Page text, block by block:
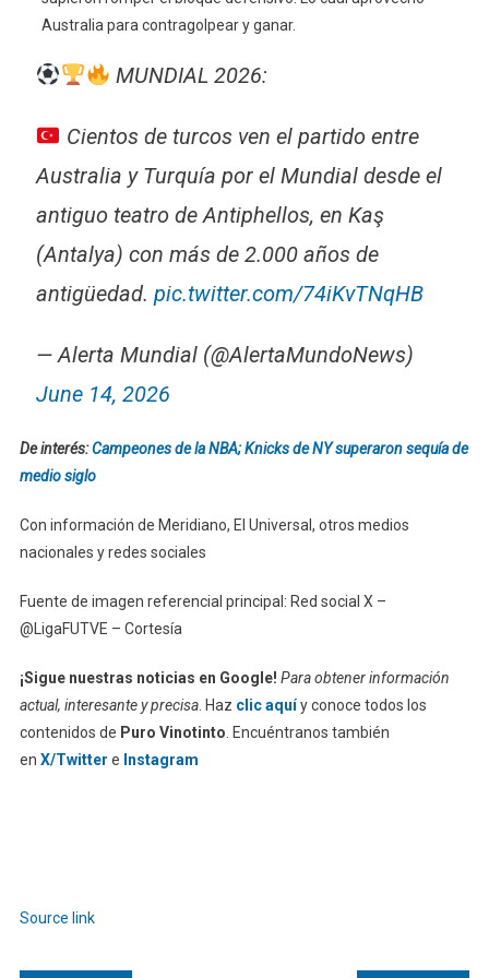
Australia para contragolpear y ganar.
MUNDIAL 2026:
Cientos de turcos ven el partido entre
Australia y Turquía por el Mundial desde el
antiguo teatro de Antiphellos, en Kaş
(Antalya) con más de 2.000 años de
antigüedad. pic.twitter.com/74iKvTNqHB
— Alerta Mundial (@AlertaMundoNews)
June 14, 2026
De interés:Campeones de la NBA; Knicks de NY superaron sequía de
medio siglo
Con información de Meridiano, El Universal, otros medios
nacionales y redes sociales
Fuente de imagen referencial principal: Red social X –
@LigaFUTVE – Cortesía
¡Sigue nuestras noticias en Google! Para obtener información
actual, interesante y precisa. Haz clic aquíy conoce todos los
contenidos de Puro Vinotinto . Encuéntranos también
en X/Twitter e Instagram
Source link